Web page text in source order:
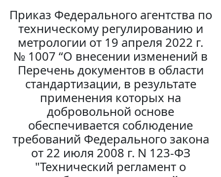
Приказ Федерального агентства по
техническому регулированию и
метрологии от 19 апреля 2022 г.
№ 1007 “О внесении изменений в
Перечень документов в области
стандартизации, в результате
применения которых на
добровольной основе
обеспечивается соблюдение
требований Федерального закона
от 22 июля 2008 г. N 123-ФЗ
"Технический регламент о